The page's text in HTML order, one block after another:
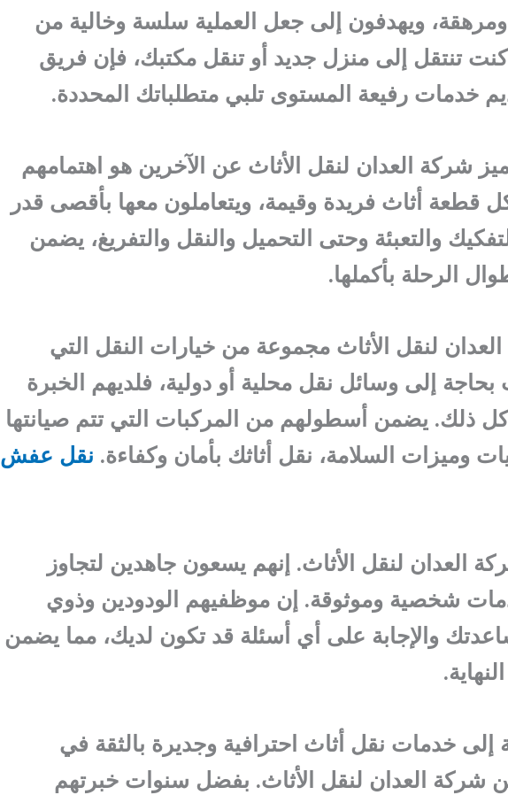
ويهدفون إلى جعل العملية سلسة وخالية من
تنتقل إلى منزل جديد أو تنقل مكتبك، فإن فريق
خدمات رفيعة المستوى تلبي متطلباتك المحددة.
شركة العدان لنقل الأثاث عن الآخرين هو اهتمامهم
قطعة أثاث فريدة وقيمة، ويتعاملون معها بأقصى قدر
والتعبئة وحتى التحميل والنقل والتفريغ، يضمن
الرحلة بأكملها.
لنقل الأثاث مجموعة من خيارات النقل التي
إلى وسائل نقل محلية أو دولية، فلديهم الخبرة
كل ذلك. يضمن أسطولهم من المركبات التي تتم صيانتها
وميزات السلامة، نقل أثاثك بأمان وكفاءة. نقل عفش
العدان لنقل الأثاث. إنهم يسعون جاهدين لتجاوز
شخصية وموثوقة. إن موظفيهم الودودين وذوي
والإجابة على أي أسئلة قد تكون لديك، مما يضمن
خدمات نقل أثاث احترافية وجديرة بالثقة في
شركة العدان لنقل الأثاث. بفضل سنوات خبرتهم